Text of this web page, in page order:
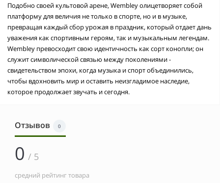
Подобно своей культовой арене, Wembley олицетворяет собой
платформу для величия не только в спорте, но и в музыке,
превращая каждый сбор урожая в праздник, который отдает дань
уважения как спортивным героям, так и музыкальным легендам.
Wembley превосходит свою идентичность как сорт конопли; он
служит символической связью между поколениями -
свидетельством эпохи, когда музыка и спорт объединились,
чтобы вдохновить мир и оставить неизгладимое наследие,
которое продолжает звучать и сегодня.
Отзывов 0
0 / 5
средний рейтинг товара